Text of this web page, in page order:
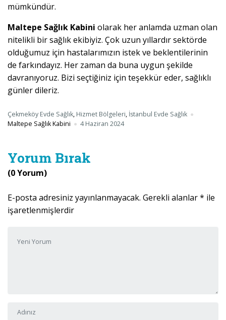
mümkündür.
Maltepe Sağlık Kabini olarak her anlamda uzman olan
nitelikli bir sağlık ekibiyiz. Çok uzun yıllardır sektörde
olduğumuz için hastalarımızın istek ve beklentilerinin
de farkındayız. Her zaman da buna uygun şekilde
davranıyoruz. Bizi seçtiğiniz için teşekkür eder, sağlıklı
günler dileriz.
Çekmeköy Evde Sağlık, Hizmet Bölgeleri, İstanbul Evde Sağlık
Maltepe Sağlık Kabini
4 Haziran 2024
Yorum Bırak
(0 Yorum)
E-posta adresiniz yayınlanmayacak. Gerekli alanlar* ile
işaretlenmişlerdir
Adı ve Soyadı